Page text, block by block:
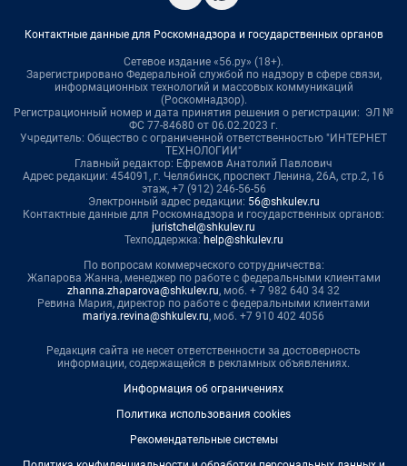
Контактные данные для Роскомнадзора и государственных органов
Сетевое издание «56.ру» (18+).
Зарегистрировано Федеральной службой по надзору в сфере связи,
информационных технологий и массовых коммуникаций
(Роскомнадзор).
Регистрационный номер и дата принятия решения о регистрации: ЭЛ №
ФС 77-84680 от 06.02.2023 г.
Учредитель: Общество с ограниченной ответственностью "ИНТЕРНЕТ
ТЕХНОЛОГИИ"
Главный редактор: Ефремов Анатолий Павлович
Адрес редакции: 454091, г. Челябинск, проспект Ленина, 26А, стр.2, 16
этаж, +7 (912) 246-56-56
Электронный адрес редакции: 56@shkulev.ru
Контактные данные для Роскомнадзора и государственных органов:
juristchel@shkulev.ru
Техподдержка: help@shkulev.ru
По вопросам коммерческого сотрудничества:
Жапарова Жанна, менеджер по работе с федеральными клиентами
zhanna.zhaparova@shkulev.ru, моб. + 7 982 640 34 32
Ревина Мария, директор по работе с федеральными клиентами
mariya.revina@shkulev.ru, моб. +7 910 402 4056
Редакция сайта не несет ответственности за достоверность
информации, содержащейся в рекламных объявлениях.
Информация об ограничениях
Политика использования cookies
Рекомендательные системы